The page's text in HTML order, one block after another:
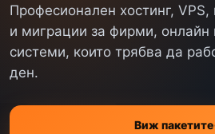
Професионален хостинг,
и миграции за фирми, онлайн
системи, които трябва да
ден.
Виж пакетите